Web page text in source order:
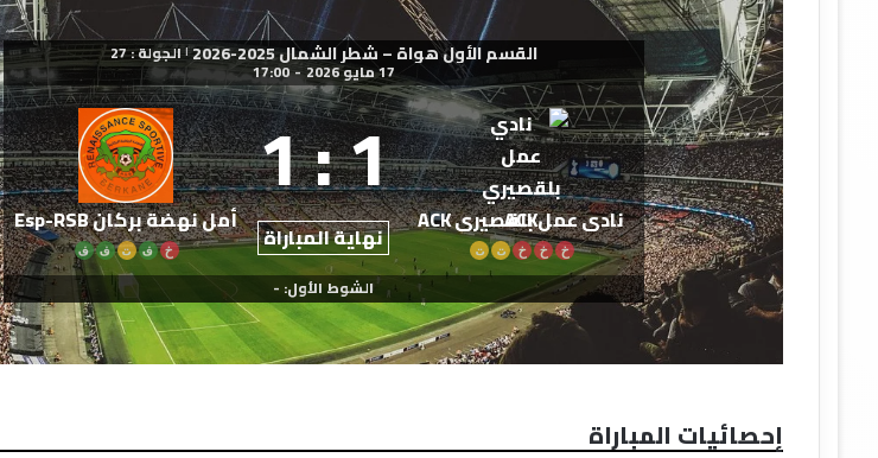
القسم الأول هواة – شطر الشمال 2025-2026 | الجولة : 27
17 مايو 2026 -
17:00
نادي عمل بلقصيري ACK
خ خ خ ت ت
1
:
1
نهاية المباراة أمل نهضة بركان Esp-RSB
خ ف ت ف ف
الشوط الأول: -
إحصائيات المباراة